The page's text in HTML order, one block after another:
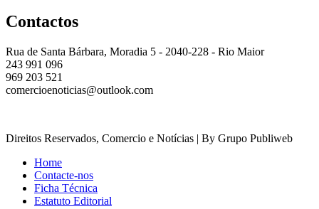
Contactos
Rua de Santa Bárbara, Moradia 5 - 2040-228 - Rio Maior
243 991 096
969 203 521
comercioenoticias@outlook.com
Direitos Reservados, Comercio e Notícias | By Grupo Publiweb
Home
Contacte-nos
Ficha Técnica
Estatuto Editorial